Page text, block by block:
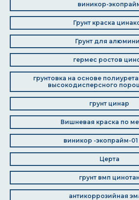
виникор-
Грунт краска
Грунт для
гермес ростов
грунтовка на основе
высокодисперсного
грунт цинар
Вишневая краска по
виникор -экопрайм-01
Церта
грунт вмп цинотан
антикоррозийная